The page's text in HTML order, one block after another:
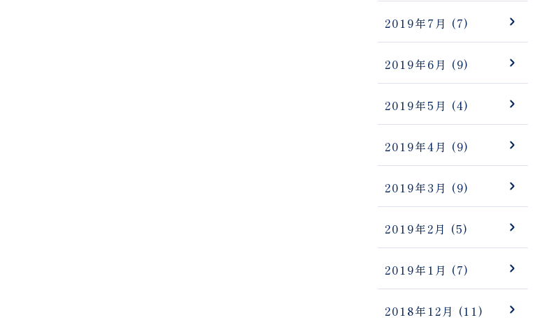
2019年7月 (7)
2019年6月 (9)
2019年5月 (4)
2019年4月 (9)
2019年3月 (9)
2019年2月 (5)
2019年1月 (7)
2018年12月 (11)